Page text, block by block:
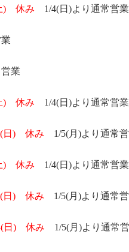
) 休み 1/4(日 )より通常営業
業
) 休み 1/4(日 )より通常営業
日 ) 休み 1/5(月 )より通常
) 休み 1/4(日 )より通常営業
日 ) 休み 1/5(月 )より通常
日 ) 休み 1/5(月 )より通常